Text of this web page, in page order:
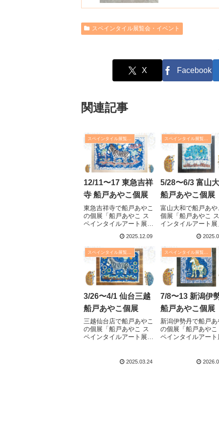
スペインタイル展覧会・イベント
X Facebook
関連記事
スペインタイル展覧会・イベント
12/11〜17 東急吉祥
寺 船戸あやこ個展
東急吉祥寺で船戸あやこ
の個展「船戸あやこ ス
ペインタイルアート展」
2025年12月11日(木)〜17
日(水)時間：10時〜20時
(最終日は16時まで)場
所：東急吉祥寺店 8階
FUMI Art 東京都武
蔵野市吉祥寺...
2025.12.09
スペインタイル展覧会・イベント
5/28〜6/3 富山
船戸あやこ個展
富山大和で船戸あや
個展「船戸あやこ
インタイルアート展
年5月28日(水)〜6月
(火)時間：10時〜19
(最終日は17時まで)
所：富山大和 5階
ュニティギャラリ
ー 富山県富山
曲輪3丁...
3/26〜4/1 仙台三越
船戸あやこ個展
三越仙台店で船戸あやこ
の個展「船戸あやこ ス
ペインタイルアート展」
1日(火)時間：10時〜19
2025.03.24
スペインタイル展覧会・イベント
7/8〜13 新潟伊
船戸あやこ個展
新潟伊勢丹で船戸あ
の個展「船戸あやこ
ペインタイルアート
(月)時間：10時〜19